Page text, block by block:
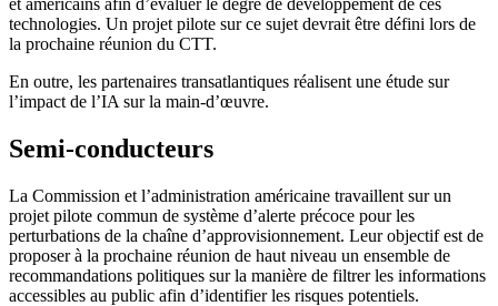
et américains afin d’évaluer le degré de développement de ces
technologies. Un projet pilote sur ce sujet devrait être défini lors de
la prochaine réunion du CTT.
En outre, les partenaires transatlantiques réalisent une étude sur
l’impact de l’IA sur la main-d’œuvre.
Semi-conducteurs
La Commission et l’administration américaine travaillent sur un
projet pilote commun de système d’alerte précoce pour les
perturbations de la chaîne d’approvisionnement. Leur objectif est de
proposer à la prochaine réunion de haut niveau un ensemble de
recommandations politiques sur la manière de filtrer les informations
accessibles au public afin d’identifier les risques potentiels.